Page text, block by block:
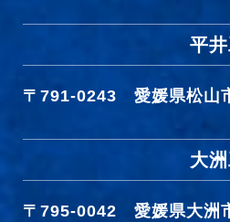
平
〒791-0243 愛媛県松山
大
〒795-0042 愛媛県大洲